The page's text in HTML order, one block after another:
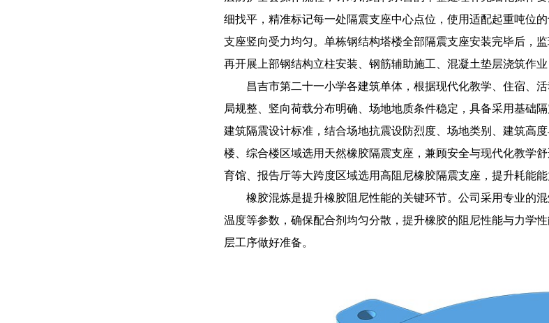
细找平，精准标记每一处隔震支座中心点位，使用适配起重吨位
支座竖向受力均匀。单栋钢结构塔楼全部隔震支座安装完毕后，
再开展上部钢结构立柱安装、钢筋辅助施工、混凝土垫层浇筑作
昌吉市第二十一小学各建筑单体，根据现代化教学、住宿、
局规整、竖向荷载分布明确、场地地质条件稳定，具备采用基础
建筑隔震设计标准，结合场地抗震设防烈度、场地类别、建筑高
楼、综合楼区域选用天然橡胶隔震支座，兼顾安全与现代化教学
育馆、报告厅等大跨度区域选用高阻尼橡胶隔震支座，提升耗能
橡胶混炼是提升橡胶阻尼性能的关键环节。公司采用专业的
温度等参数，确保配合剂均匀分散，提升橡胶的阻尼性能与力学
层工序做好准备。